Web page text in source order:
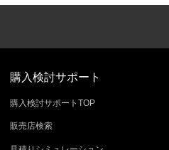
購入検討サポート
購入検討サポートTOP
販売店検索